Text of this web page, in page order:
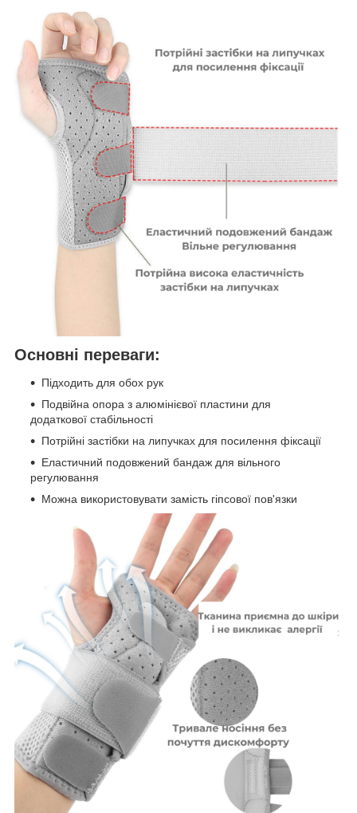
Основні переваги:
Підходить для обох рук
Подвійна опора з алюмінієвої пластини для
додаткової стабільності
Потрійні застібки на липучках для посилення фіксації
Еластичний подовжений бандаж для вільного
регулювання
Можна використовувати замість гіпсової пов'язки